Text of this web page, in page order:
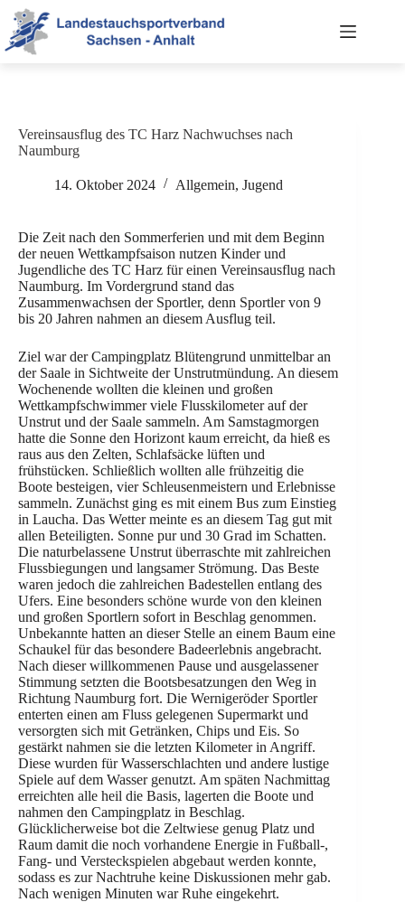
Zum
Inhalt
springen
Vereinsausflug des TC Harz Nachwuchses nach
Naumburg
14. Oktober 2024 Allgemein, Jugend
Die Zeit nach den Sommerferien und mit dem Beginn
der neuen Wettkampfsaison nutzen Kinder und
Jugendliche des TC Harz für einen Vereinsausflug nach
Naumburg. Im Vordergrund stand das
Zusammenwachsen der Sportler, denn Sportler von 9
bis 20 Jahren nahmen an diesem Ausflug teil.
Ziel war der Campingplatz Blütengrund unmittelbar an
der Saale in Sichtweite der Unstrutmündung. An diesem
Wochenende wollten die kleinen und großen
Wettkampfschwimmer viele Flusskilometer auf der
Unstrut und der Saale sammeln. Am Samstagmorgen
hatte die Sonne den Horizont kaum erreicht, da hieß es
raus aus den Zelten, Schlafsäcke lüften und
frühstücken. Schließlich wollten alle frühzeitig die
Boote besteigen, vier Schleusenmeistern und Erlebnisse
sammeln. Zunächst ging es mit einem Bus zum Einstieg
in Laucha. Das Wetter meinte es an diesem Tag gut mit
allen Beteiligten. Sonne pur und 30 Grad im Schatten.
Die naturbelassene Unstrut überraschte mit zahlreichen
Flussbiegungen und langsamer Strömung. Das Beste
waren jedoch die zahlreichen Badestellen entlang des
Ufers. Eine besonders schöne wurde von den kleinen
und großen Sportlern sofort in Beschlag genommen.
Unbekannte hatten an dieser Stelle an einem Baum eine
Schaukel für das besondere Badeerlebnis angebracht.
Nach dieser willkommenen Pause und ausgelassener
Stimmung setzten die Bootsbesatzungen den Weg in
Richtung Naumburg fort. Die Wernigeröder Sportler
enterten einen am Fluss gelegenen Supermarkt und
versorgten sich mit Getränken, Chips und Eis. So
gestärkt nahmen sie die letzten Kilometer in Angriff.
Diese wurden für Wasserschlachten und andere lustige
Spiele auf dem Wasser genutzt. Am späten Nachmittag
erreichten alle heil die Basis, lagerten die Boote und
nahmen den Campingplatz in Beschlag.
Glücklicherweise bot die Zeltwiese genug Platz und
Raum damit die noch vorhandene Energie in Fußball-,
Fang- und Versteckspielen abgebaut werden konnte,
sodass es zur Nachtruhe keine Diskussionen mehr gab.
Nach wenigen Minuten war Ruhe eingekehrt.